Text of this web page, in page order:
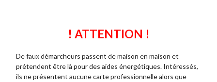
! ATTENTION !
De faux démarcheurs passent de maison en maison et
prétendent être là pour des aides énergétiques. Intéressés,
ils ne présentent aucune carte professionnelle alors que